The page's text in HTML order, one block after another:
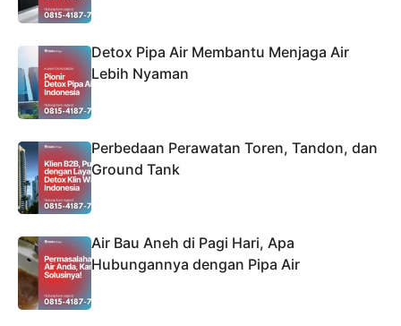
Detox Pipa Air Membantu Menjaga Air
Lebih Nyaman
Perbedaan Perawatan Toren, Tandon, dan
Ground Tank
Air Bau Aneh di Pagi Hari, Apa
Hubungannya dengan Pipa Air